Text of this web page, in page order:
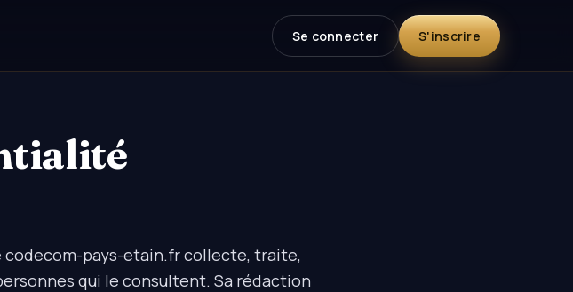
Se connecter S'inscrire
pays-etain.fr collecte, traite,
qui le consultent. Sa rédaction